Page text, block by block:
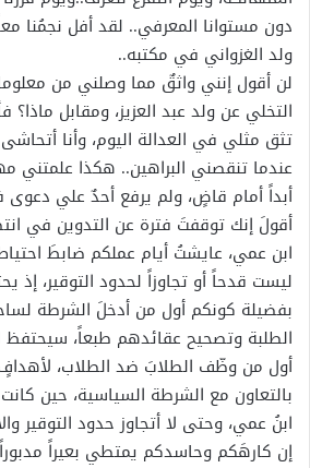
دون مستوانا المعرفي.. لقد أفل نجمُنا
ولد الغزواني في مكتبه..
لن أقول إنني واثقٌ مما وصلني من
التخلي عن ولد عبد العزيز، ومقابل
تثق مثلي في العدالة اليوم، وأنا
عندما تنقصني البراهين.. هكذا علمتني
أبداً أمام قاضٍ، ولم يرفع أحدٌ علي دعوى
أقولَ إنك توقفتَ فترة عن التدوين في
ابن عمي، عايشتُ أيام عملكم ضابطَ
ليست قدحاً أو تجاوزاً لحدود التوقير، إذ
بفضيلة كونكم أول من أدخلَ الشرطة
الطلبة وتصحيح عقائدهم طبعاً،
أول من وظّف الطلابَ ضد الطلاب، لأهدافٍ
بالتعاون مع الشرطة السياسية، حين
ابنُ عمي، وحتى لا أتجاوز حدود التوقير
إن كارهَكم وحاسدكم يمتطي بعيراً